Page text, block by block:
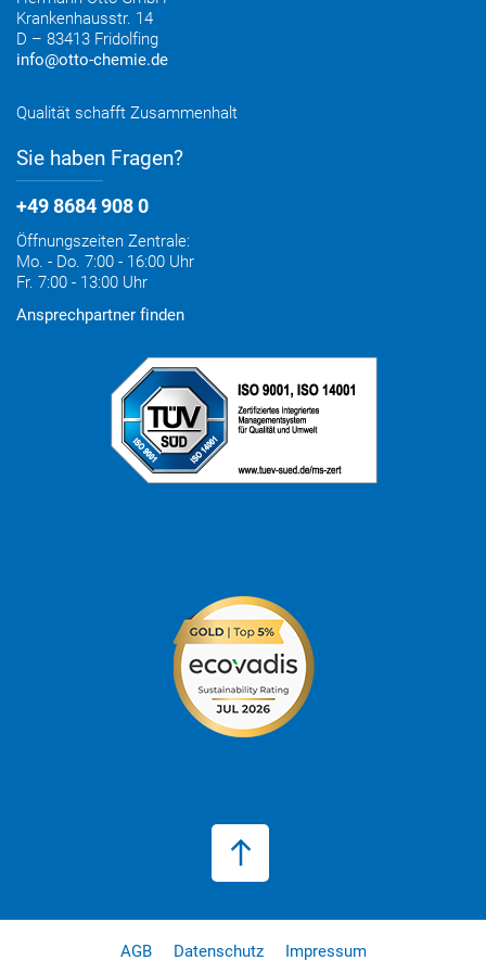
Krankenhausstr. 14
D – 83413 Fridolfing
info@otto-chemie.de
Qualität schafft Zusammenhalt
Sie haben Fragen?
+49 8684 908 0
Öffnungszeiten Zentrale:
Mo. - Do. 7:00 - 16:00 Uhr
Fr. 7:00 - 13:00 Uhr
Ansprechpartner finden
AGB Datenschutz Impressum